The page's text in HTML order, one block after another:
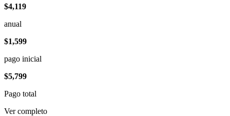
$4,119
anual
$1,599
pago inicial
$5,799
Pago total
Ver completo